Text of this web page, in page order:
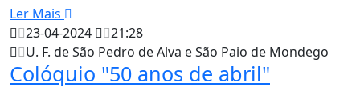
Ler Mais
23-04-2024
21:28
U. F. de São Pedro de Alva e São Paio de Mondego
Colóquio "50 anos de abril"